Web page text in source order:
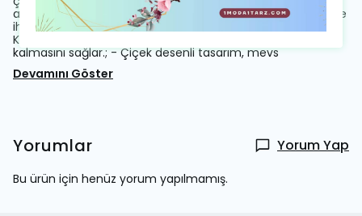
artırarak gardrobunuzu zenginleştirir.; - Tekli paket içeriğiyle
ihtiyacınız olan her şey tek seferde elinizin altında olur.; -
Kuru temizleme tavsiyesiyle uzun süre ilk günkü gibi
kalmasını sağlar.; - Çiçek desenli tasarım, mevs
Devamını Göster
Yorumlar Yorum Yap
Bu ürün için henüz yorum yapılmamış.